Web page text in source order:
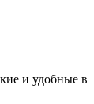
и удобные в